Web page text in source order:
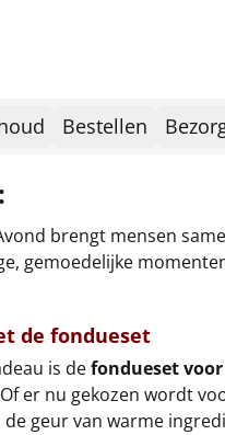
Bestellen
brengt mensen
gemoedelijke
de fondueset
is defondueset
er nu gekozen wordt
geur van warme